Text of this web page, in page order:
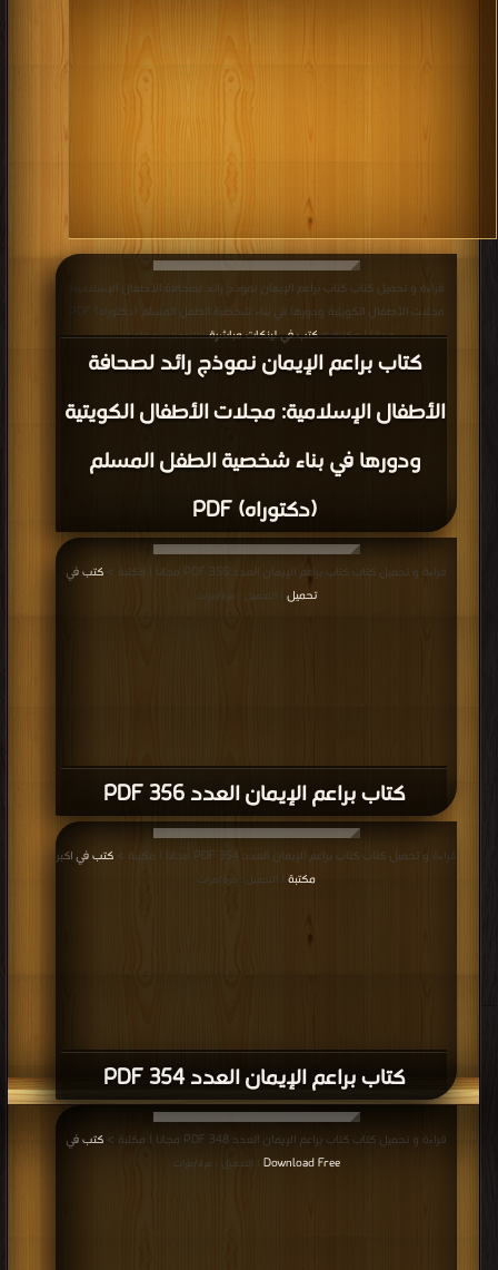
كتاب براعم الإيمان نموذج رائد لصحافة
الأطفال الإسلامية: مجلات الأطفال الكويتية
ودورها في بناء شخصية الطفل المسلم
(دكتوراه) PDF
قراءة و تحميل كتاب كتاب براعم الإيمان نموذج رائد لصحافة الأطفال الإسلامية:
مجانا | مكتبة >كتب في لينكات مباشرة| التحميل : مرة/مرات
كتاب براعم الإيمان العدد 356 PDF
قراءة و تحميل كتاب كتاب براعم الإيمان العدد 356 PDF مجانا | مكتبة >
كتب في
تحميل
| التحميل : مرة/مرات
كتاب براعم الإيمان العدد 354 PDF
قراءة و تحميل كتاب كتاب براعم الإيمان العدد 354 PDF مجانا | مكتبة >
كتب في اكبر
مكتبة
| التحميل : مرة/مرات
قراءة و تحميل كتاب كتاب براعم الإيمان العدد 348 PDF مجانا | مكتبة >
كتب في
Download Free
| التحميل : مرة/مرات